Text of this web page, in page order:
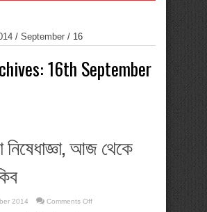
/ September / 16
16th September
আজ থেকে
2014 Comments Offon